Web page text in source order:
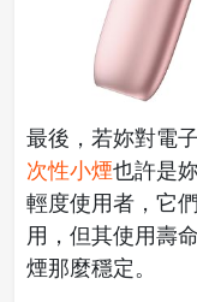
最後，若妳對電
次性小煙也許是
輕度使用者，它
用，但其使用壽
煙那麼穩定。